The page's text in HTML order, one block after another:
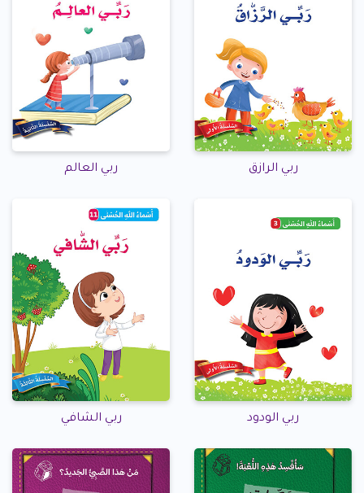
ربي الرازق ربي العالم
ربي الودود ربي الشافي